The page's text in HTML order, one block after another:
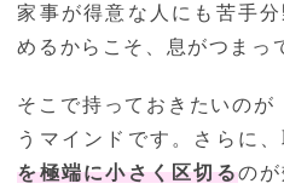
家事が得意な人にも苦手
めるからこそ、息がつまっ
そこで持っておきたいのが
うマインドです。さらに
を極端に小さく区切るの